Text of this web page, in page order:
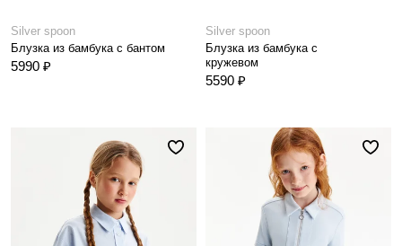
Silver spoon
Блузка из бамбука с бантом
5990 ₽
Silver spoon
Блузка из бамбука с
кружевом
5590 ₽